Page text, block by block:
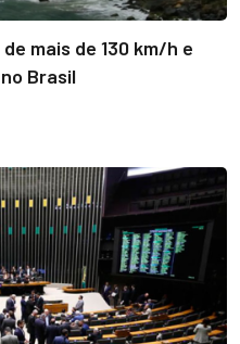
mais de 130 km/h e
Brasil